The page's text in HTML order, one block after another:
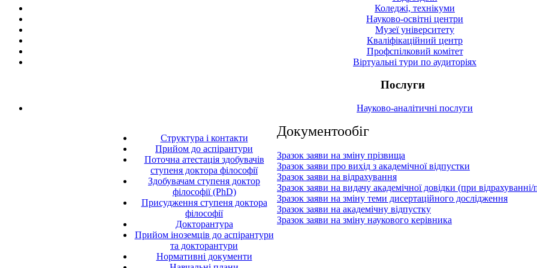
Коледжі, технікуми
Науково-освітні центри
Музеї університету
Кваліфікаційний центр
Профспілковий комітет
Віртуальні тури по аудиторіях
Послуги
Науково-аналітичні послуги
Структура і контакти
Прийом до аспірантури
Поточна атестація здобувачів
ступеня доктора філософії
Здобувачам ступеня доктор
філософії (PhD)
Присудження ступеня доктора
філософії
Докторантура
Прийом іноземців до аспірантури
та докторантури
Нормативні документи
Документообіг
Зразок заяви на зміну прізвища
Зразок заяви про вихід з академічної відпустки
Зразок заяви на відрахування
Зразок заяви на видачу академічної довідки (при відрахуванні/
Зразок заяви на зміну теми дисертаційного дослідження
Зразок заяви на академічну відпустку
Зразок заяви на зміну наукового керівника